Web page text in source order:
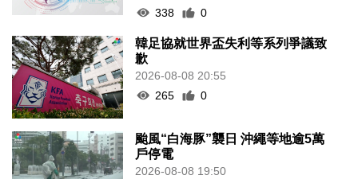
338
0
韓足協就世界盃失利等系列爭議致
歉
2026-08-08 20:55
265
0
颱風“白海豚”襲日 沖繩等地逾5萬
戶停電
2026-08-08 19:50